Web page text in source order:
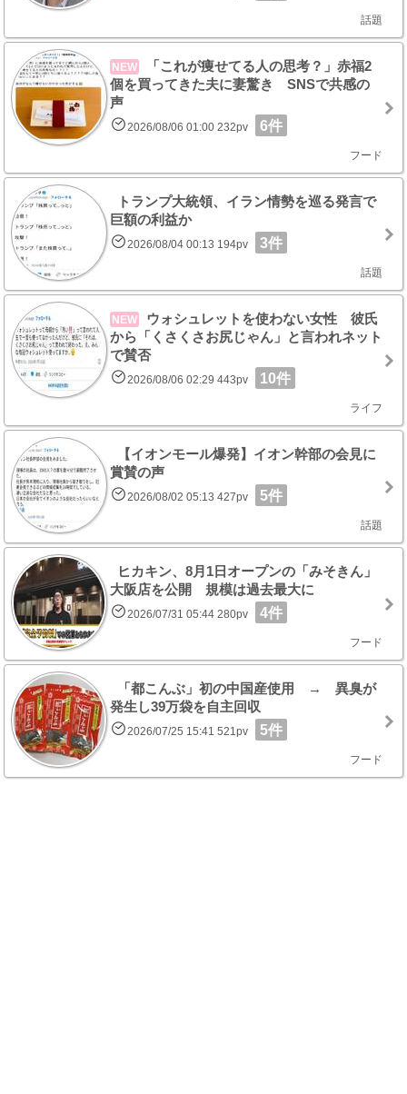
話題
NEW
「これが痩せてる人の思考？」赤福2
個を買ってきた夫に妻驚き SNSで共感の
声
2026/08/06 01:00 232pv 6件
フード
トランプ大統領、イラン情勢を巡る発言で
巨額の利益か
2026/08/04 00:13 194pv 3件
話題
NEW
ウォシュレットを使わない女性 彼氏
から「くさくさお尻じゃん」と言われネット
で賛否
2026/08/06 02:29 443pv 10件
ライフ
【イオンモール爆発】イオン幹部の会見に
賞賛の声
2026/08/02 05:13 427pv 5件
話題
ヒカキン、8月1日オープンの「みそきん」
大阪店を公開 規模は過去最大に
2026/07/31 05:44 280pv 4件
フード
「都こんぶ」初の中国産使用 → 異臭が
発生し39万袋を自主回収
2026/07/25 15:41 521pv 5件
フード